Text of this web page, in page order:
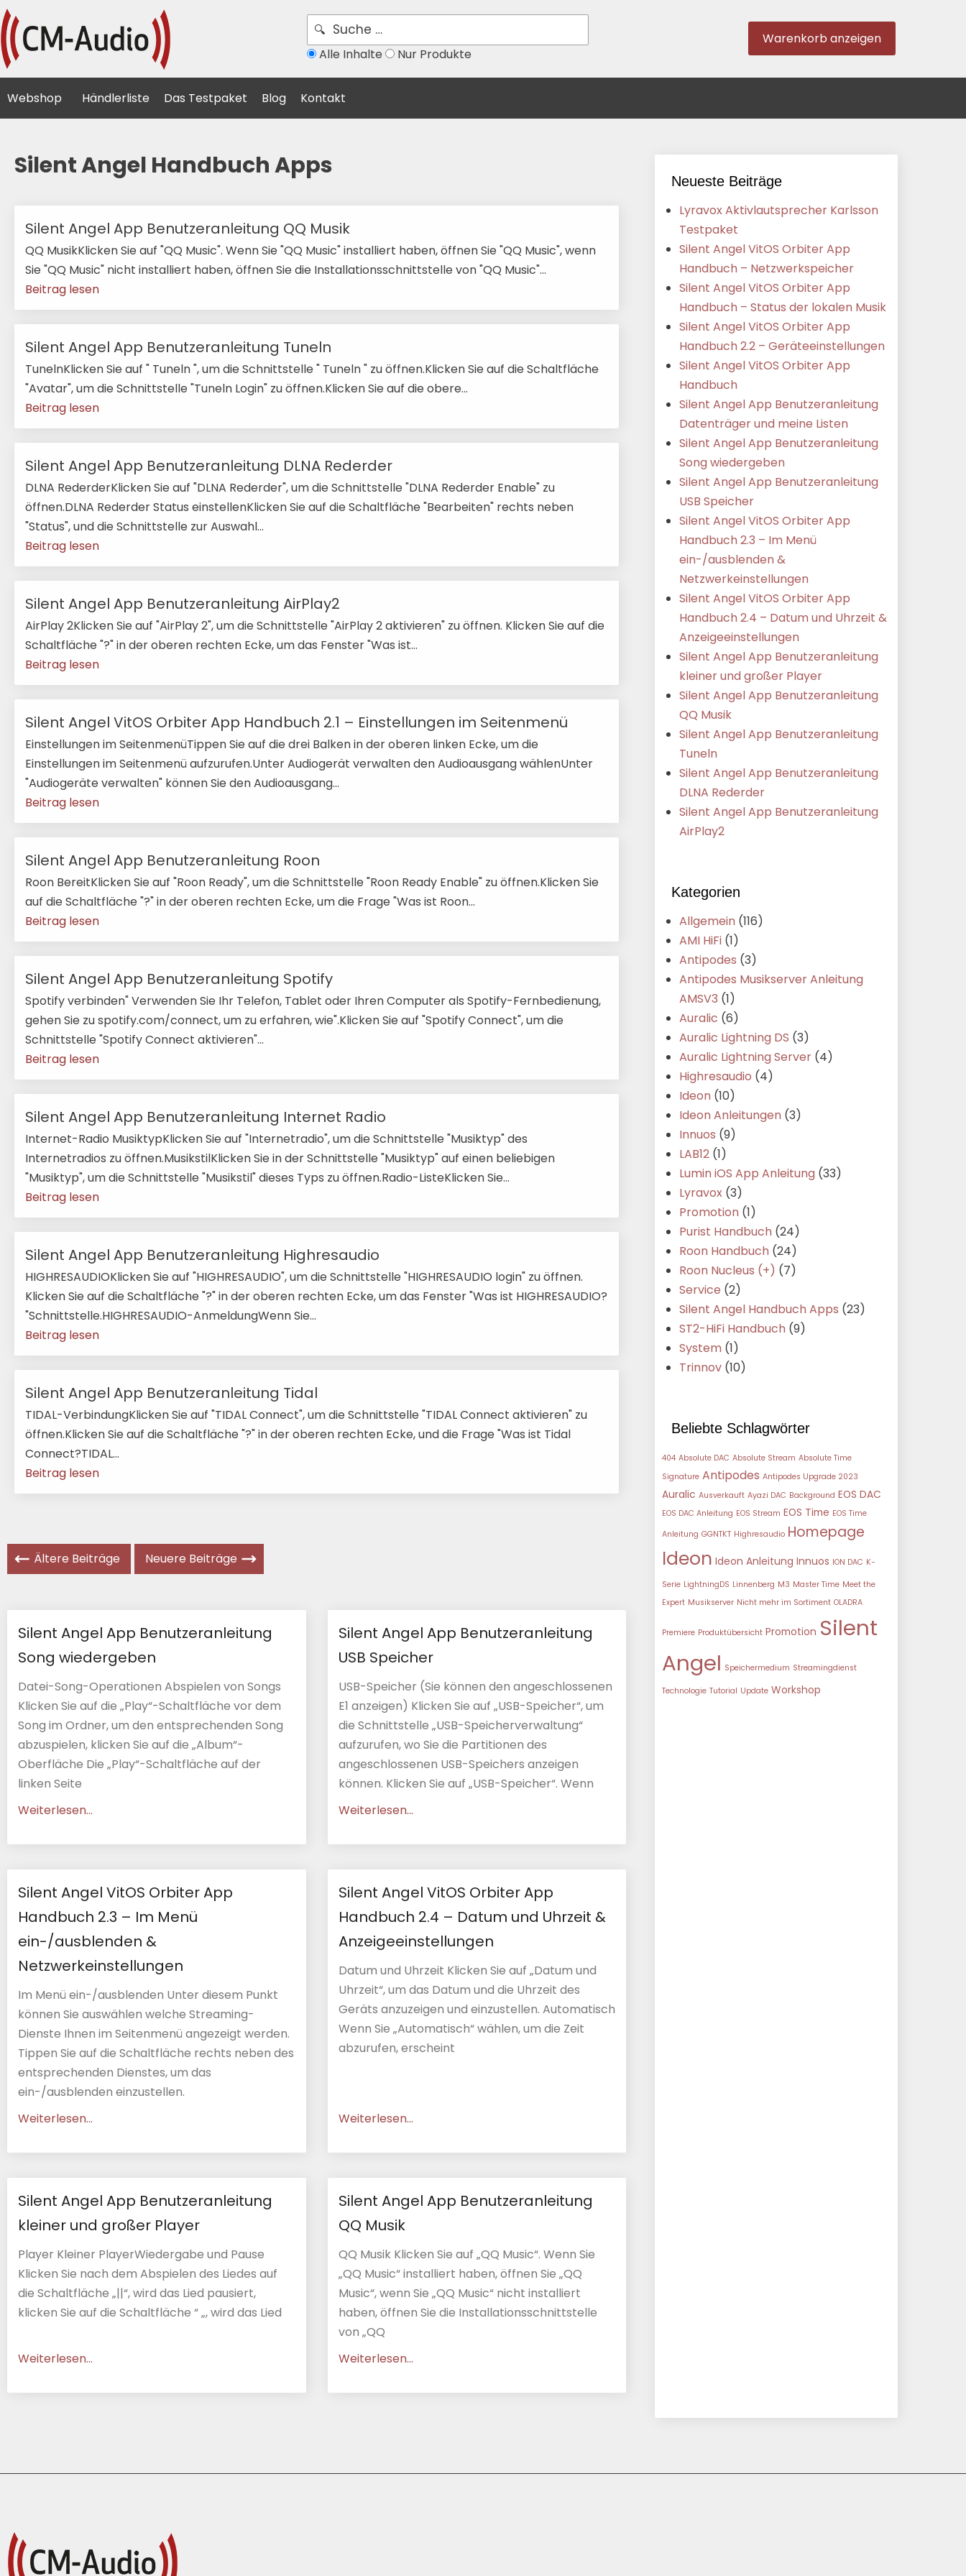
Alle Inhalte Nur Produkte
Warenkorb anzeigen
Webshop Händlerliste Das Testpaket Blog Kontakt
Silent Angel Handbuch Apps
Silent Angel App Benutzeranleitung QQ Musik
QQ MusikKlicken Sie auf "QQ Music". Wenn Sie "QQ Music" installiert haben, öffnen Sie "QQ Music", wenn
Sie "QQ Music" nicht installiert haben, öffnen Sie die Installationsschnittstelle von "QQ Music"...
Beitrag lesen
Silent Angel App Benutzeranleitung Tuneln
TunelnKlicken Sie auf " Tuneln ", um die Schnittstelle " Tuneln " zu öffnen.Klicken Sie auf die Schaltfläche
"Avatar", um die Schnittstelle "Tuneln Login" zu öffnen.Klicken Sie auf die obere...
Beitrag lesen
Silent Angel App Benutzeranleitung DLNA Rederder
DLNA RederderKlicken Sie auf "DLNA Rederder", um die Schnittstelle "DLNA Rederder Enable" zu
öffnen.DLNA Rederder Status einstellenKlicken Sie auf die Schaltfläche "Bearbeiten" rechts neben
"Status", und die Schnittstelle zur Auswahl...
Beitrag lesen
Silent Angel App Benutzeranleitung AirPlay2
AirPlay 2Klicken Sie auf "AirPlay 2", um die Schnittstelle "AirPlay 2 aktivieren" zu öffnen. Klicken Sie auf die
Schaltfläche "?" in der oberen rechten Ecke, um das Fenster "Was ist...
Beitrag lesen
Silent Angel VitOS Orbiter App Handbuch 2.1 – Einstellungen im Seitenmenü
Einstellungen im SeitenmenüTippen Sie auf die drei Balken in der oberen linken Ecke, um die
Einstellungen im Seitenmenü aufzurufen.Unter Audiogerät verwalten den Audioausgang wählenUnter
"Audiogeräte verwalten" können Sie den Audioausgang...
Beitrag lesen
Silent Angel App Benutzeranleitung Roon
Roon BereitKlicken Sie auf "Roon Ready", um die Schnittstelle "Roon Ready Enable" zu öffnen.Klicken Sie
auf die Schaltfläche "?" in der oberen rechten Ecke, um die Frage "Was ist Roon...
Beitrag lesen
Silent Angel App Benutzeranleitung Spotify
Spotify verbinden" Verwenden Sie Ihr Telefon, Tablet oder Ihren Computer als Spotify-Fernbedienung,
gehen Sie zu spotify.com/connect, um zu erfahren, wie".Klicken Sie auf "Spotify Connect", um die
Schnittstelle "Spotify Connect aktivieren"...
Beitrag lesen
Silent Angel App Benutzeranleitung Internet Radio
Internet-Radio MusiktypKlicken Sie auf "Internetradio", um die Schnittstelle "Musiktyp" des
Internetradios zu öffnen.MusikstilKlicken Sie in der Schnittstelle "Musiktyp" auf einen beliebigen
"Musiktyp", um die Schnittstelle "Musikstil" dieses Typs zu öffnen.Radio-ListeKlicken Sie...
Beitrag lesen
Silent Angel App Benutzeranleitung Highresaudio
HIGHRESAUDIOKlicken Sie auf "HIGHRESAUDIO", um die Schnittstelle "HIGHRESAUDIO login" zu öffnen.
Klicken Sie auf die Schaltfläche "?" in der oberen rechten Ecke, um das Fenster "Was ist HIGHRESAUDIO?
"Schnittstelle.HIGHRESAUDIO-AnmeldungWenn Sie...
Beitrag lesen
Silent Angel App Benutzeranleitung Tidal
TIDAL-VerbindungKlicken Sie auf "TIDAL Connect", um die Schnittstelle "TIDAL Connect aktivieren" zu
öffnen.Klicken Sie auf die Schaltfläche "?" in der oberen rechten Ecke, und die Frage "Was ist Tidal
Connect?TIDAL...
Beitrag lesen
Ältere Beiträge Neuere Beiträge
Silent Angel App Benutzeranleitung
Song wiedergeben
Datei-Song-Operationen Abspielen von Songs
Klicken Sie auf die „Play“-Schaltfläche vor dem
Song im Ordner, um den entsprechenden Song
abzuspielen, klicken Sie auf die „Album“-
Oberfläche Die „Play“-Schaltfläche auf der
linken Seite
Weiterlesen...
Silent Angel App Benutzeranleitung
USB Speicher
USB-Speicher (Sie können den angeschlossenen
E1 anzeigen) Klicken Sie auf „USB-Speicher“, um
die Schnittstelle „USB-Speicherverwaltung“
aufzurufen, wo Sie die Partitionen des
angeschlossenen USB-Speichers anzeigen
können. Klicken Sie auf „USB-Speicher“. Wenn
Weiterlesen...
Silent Angel VitOS Orbiter App
Handbuch 2.3 – Im Menü
ein-/ausblenden &
Netzwerkeinstellungen
Im Menü ein-/ausblenden Unter diesem Punkt
können Sie auswählen welche Streaming-
Dienste Ihnen im Seitenmenü angezeigt werden.
Tippen Sie auf die Schaltfläche rechts neben des
entsprechenden Dienstes, um das
ein-/ausblenden einzustellen.
Weiterlesen...
Silent Angel VitOS Orbiter App
Handbuch 2.4 – Datum und Uhrzeit &
Anzeigeeinstellungen
Datum und Uhrzeit Klicken Sie auf „Datum und
Uhrzeit“, um das Datum und die Uhrzeit des
Geräts anzuzeigen und einzustellen. Automatisch
Wenn Sie „Automatisch“ wählen, um die Zeit
abzurufen, erscheint
Weiterlesen...
Silent Angel App Benutzeranleitung
kleiner und großer Player
Player Kleiner PlayerWiedergabe und Pause
Klicken Sie nach dem Abspielen des Liedes auf
die Schaltfläche „||“, wird das Lied pausiert,
klicken Sie auf die Schaltfläche “ „, wird das Lied
Weiterlesen...
Silent Angel App Benutzeranleitung
QQ Musik
QQ Musik Klicken Sie auf „QQ Music“. Wenn Sie
„QQ Music“ installiert haben, öffnen Sie „QQ
Music“, wenn Sie „QQ Music“ nicht installiert
haben, öffnen Sie die Installationsschnittstelle
von „QQ
Weiterlesen...
Neueste Beiträge
Lyravox Aktivlautsprecher Karlsson
Testpaket
Silent Angel VitOS Orbiter App
Handbuch – Netzwerkspeicher
Silent Angel VitOS Orbiter App
Handbuch – Status der lokalen Musik
Silent Angel VitOS Orbiter App
Handbuch 2.2 – Geräteeinstellungen
Silent Angel VitOS Orbiter App
Handbuch
Silent Angel App Benutzeranleitung
Datenträger und meine Listen
Silent Angel App Benutzeranleitung
Song wiedergeben
Silent Angel App Benutzeranleitung
USB Speicher
Silent Angel VitOS Orbiter App
Handbuch 2.3 – Im Menü
ein-/ausblenden &
Netzwerkeinstellungen
Silent Angel VitOS Orbiter App
Handbuch 2.4 – Datum und Uhrzeit &
Anzeigeeinstellungen
Silent Angel App Benutzeranleitung
kleiner und großer Player
Silent Angel App Benutzeranleitung
QQ Musik
Silent Angel App Benutzeranleitung
Tuneln
Silent Angel App Benutzeranleitung
DLNA Rederder
Silent Angel App Benutzeranleitung
AirPlay2
Kategorien
Allgemein (116)
AMI HiFi (1)
Antipodes (3)
Antipodes Musikserver Anleitung
AMSV3 (1)
Auralic (6)
Auralic Lightning DS (3)
Auralic Lightning Server (4)
Highresaudio (4)
Ideon (10)
Ideon Anleitungen (3)
Innuos (9)
LAB12 (1)
Lumin iOS App Anleitung (33)
Lyravox (3)
Promotion (1)
Purist Handbuch (24)
Roon Handbuch (24)
Roon Nucleus (+) (7)
Service (2)
Silent Angel Handbuch Apps (23)
ST2-HiFi Handbuch (9)
System (1)
Trinnov (10)
Beliebte Schlagwörter
404 Absolute DAC Absolute Stream Absolute Time
Signature Antipodes Antipodes Upgrade 2023
Auralic Ausverkauft Ayazi DAC Background EOS DAC
EOS DAC Anleitung EOS Stream EOS Time EOS Time
Anleitung GGNTKT Highresaudio Homepage
Ideon Ideon Anleitung Innuos ION DAC K-
Serie LightningDS Linnenberg M3 Master Time Meet the
Expert Musikserver Nicht mehr im Sortiment OLADRA
Premiere Produktübersicht Promotion Silent
Angel Speichermedium Streamingdienst
Technologie Tutorial Update Workshop